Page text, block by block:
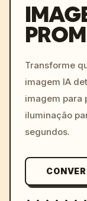
Transforme
imagem IA
imagem para
iluminação
segundos.